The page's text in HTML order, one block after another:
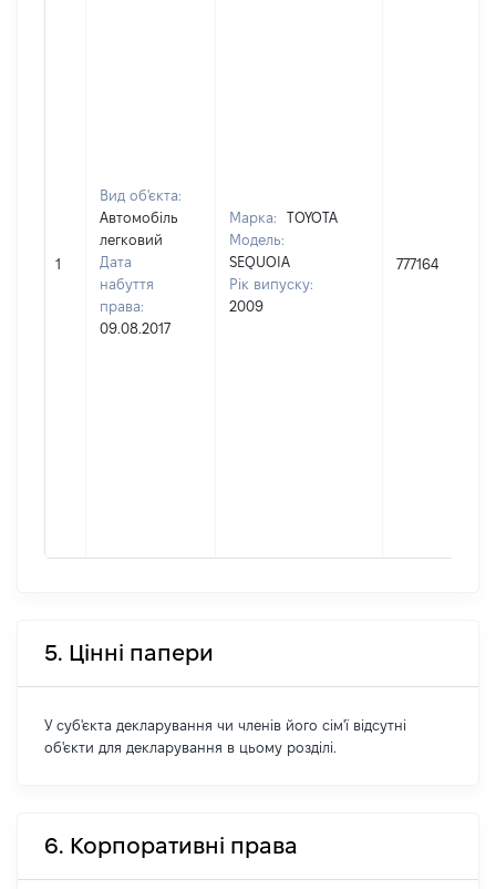
1
Вид об'єкта:
Автомобіль
легковий
Дата
набуття
права:
09.08.2017
Марка:
TOYOTA
Модель:
SEQUOIA
Рік випуску:
2009
777164
5. Цінні папери
У суб'єкта декларування чи членів його сім'ї відсутні
об'єкти для декларування в цьому розділі.
6. Корпоративні права